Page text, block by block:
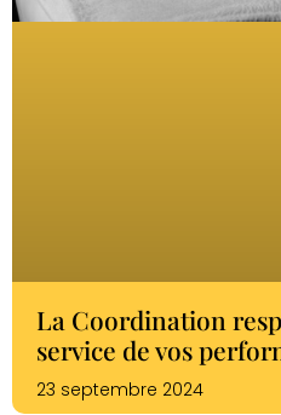
La Coordination
service de vos
23 septembre 2024